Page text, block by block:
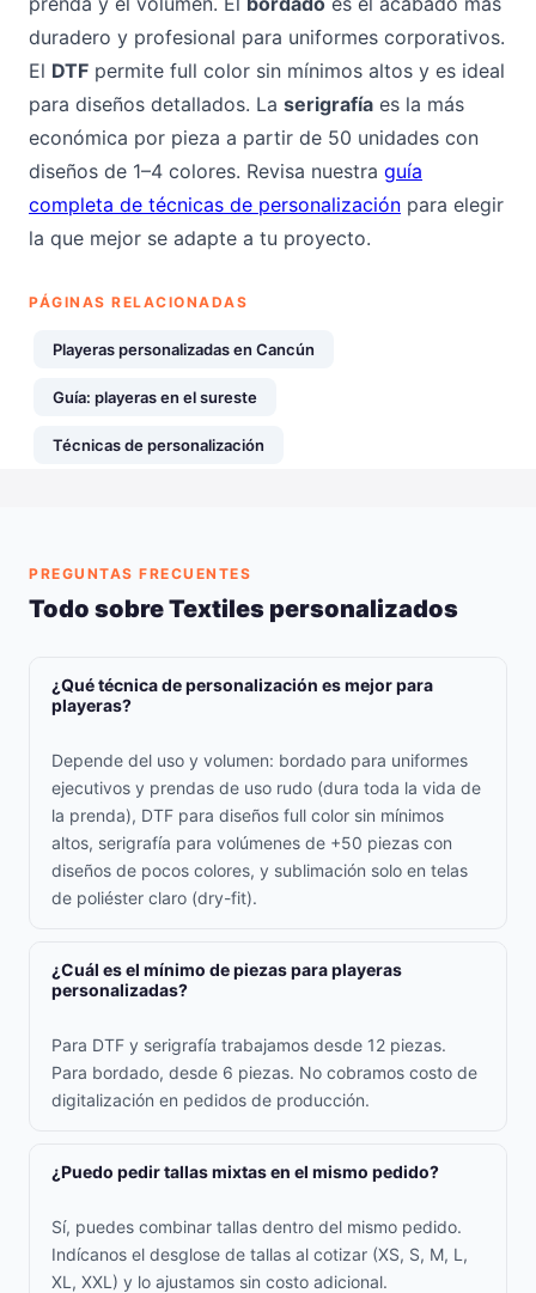
duradero y profesional para uniformes corporativos.
El DTF permite full color sin mínimos altos y es ideal
para diseños detallados. La serigrafía es la más
económica por pieza a partir de 50 unidades con
diseños de 1–4 colores. Revisa nuestra guía
completa de técnicas de personalización para elegir
la que mejor se adapte a tu proyecto.
PÁGINAS RELACIONADAS
Playeras personalizadas en Cancún
Guía: playeras en el sureste
Técnicas de personalización
PREGUNTAS FRECUENTES
Todo sobre Textiles personalizados
¿Qué técnica de personalización es mejor para
playeras?
Depende del uso y volumen: bordado para uniformes
ejecutivos y prendas de uso rudo (dura toda la vida de
la prenda), DTF para diseños full color sin mínimos
altos, serigrafía para volúmenes de +50 piezas con
diseños de pocos colores, y sublimación solo en telas
de poliéster claro (dry-fit).
¿Cuál es el mínimo de piezas para playeras
personalizadas?
Para DTF y serigrafía trabajamos desde 12 piezas.
Para bordado, desde 6 piezas. No cobramos costo de
digitalización en pedidos de producción.
¿Puedo pedir tallas mixtas en el mismo pedido?
Sí, puedes combinar tallas dentro del mismo pedido.
Indícanos el desglose de tallas al cotizar (XS, S, M, L,
XL, XXL) y lo ajustamos sin costo adicional.